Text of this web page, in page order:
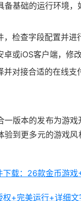
备基础的运行环境
，检查字段配置并进
卓或iOS客户端，修
并对接合适的在线支
版本的发布为游
到更多元的游戏
下载：26款金币游
+完美运行+详细文